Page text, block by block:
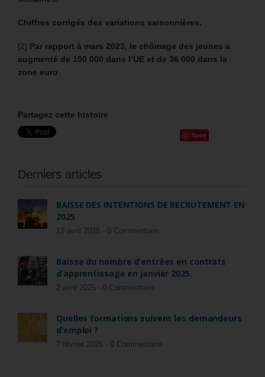
Chiffres corrigés des variations saisonnières.
[2] Par rapport à mars 2023, le chômage des jeunes a
augmenté de 150 000 dans l’UE et de 36 000 dans la
zone euro
Partagez cette histoire
Save
Derniers articles
BAISSE DES INTENTIONS DE RECRUTEMENT EN
2025
12 avril 2025 - 0 Commentaire
Baisse du nombre d’entrées en contrats
d’apprentissage en janvier 2025.
2 avril 2025 - 0 Commentaire
Quelles formations suivent les demandeurs
d’emploi ?
7 février 2025 - 0 Commentaire